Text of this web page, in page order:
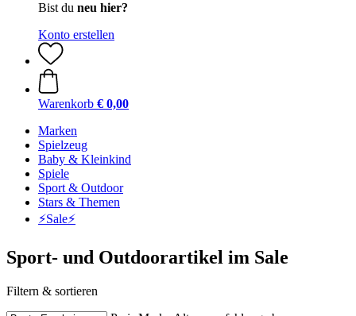
Bist du neu hier?
Konto erstellen
Warenkorb € 0,00
Marken
Spielzeug
Baby & Kleinkind
Spiele
Sport & Outdoor
Stars & Themen
⚡️Sale⚡️
Sport- und Outdoorartikel im Sale
Filtern & sortieren